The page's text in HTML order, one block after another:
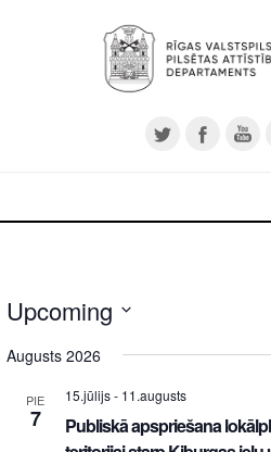
Upcoming
date.
Augusts 2026
PIE
7
15.jūlijs- 11.augusts
Publiskā apspriešana